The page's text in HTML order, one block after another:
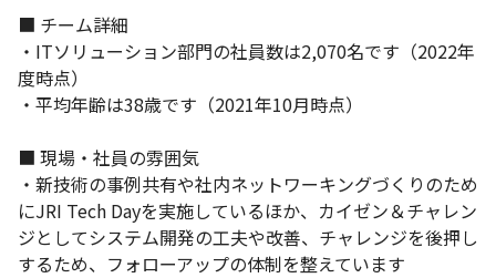
■ チーム詳細
・ITソリューション部門の社員数は2,070名です（2022年
度時点）
・平均年齢は38歳です（2021年10月時点）
■ 現場・社員の雰囲気
・新技術の事例共有や社内ネットワーキングづくりのため
にJRI Tech Dayを実施しているほか、カイゼン＆チャレン
ジとしてシステム開発の工夫や改善、チャレンジを後押し
するため、フォローアップの体制を整えています